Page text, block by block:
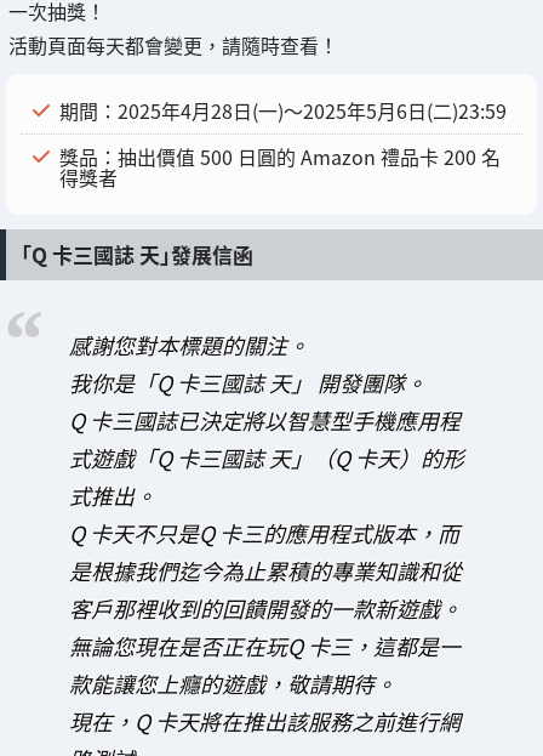
一次抽獎！
活動頁面每天都會變更，請隨時查看！
期間：2025年4月28日(一)〜2025年5月6日(二)23:59
獎品：抽出價值 500 日圓的 Amazon 禮品卡 200 名
得獎者
「Q 卡三國誌 天」發展信函
感謝您對本標題的關注。
我你是「Q 卡三國誌 天」 開發團隊。
Q 卡三國誌已決定將以智慧型手機應用程
式遊戲「Q 卡三國誌 天」（Q 卡天）的形
式推出。
Q 卡天不只是Q 卡三的應用程式版本，而
是根據我們迄今為止累積的專業知識和從
客戶那裡收到的回饋開發的一款新遊戲。
無論您現在是否正在玩Q 卡三，這都是一
款能讓您上癮的遊戲，敬請期待。
現在，Q 卡天將在推出該服務之前進行網